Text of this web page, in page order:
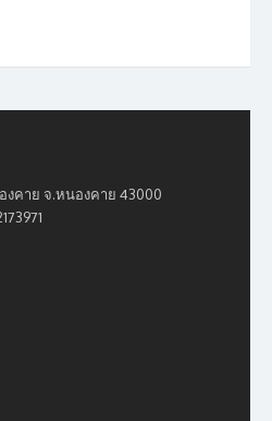
งคาย จ.หนองคาย 43000